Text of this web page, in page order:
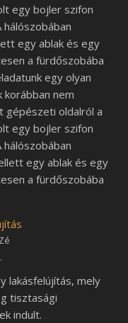
egy bojler szifon
egy ablak és egy
a fürdőszobába
egy olyan
nem
gépészeti oldalról a
egy bojler szifon
egy ablak és egy
a fürdőszobába
lakásfelújítás, mely
tisztasági
indult.